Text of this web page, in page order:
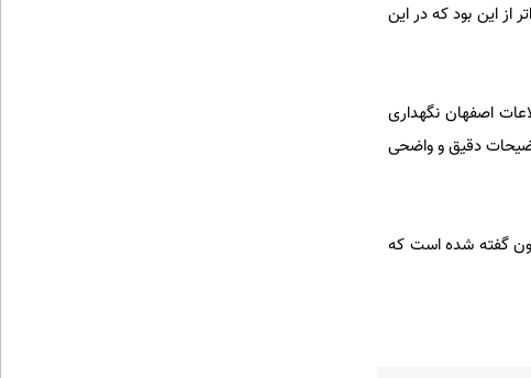
از این بود که در این
اصفهان نگهداری
دقیق و واضحی
گفته شده است که